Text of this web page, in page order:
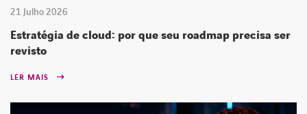
21 Julho 2026
Estratégia de cloud: por que seu roadmap precisa ser
revisto
LER MAIS